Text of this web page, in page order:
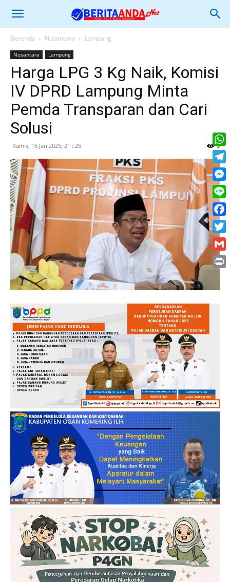
Beranda Nusantara Lampung
Nusantara Lampung
Harga LPG 3 Kg Naik, Komisi
IV DPRD Lampung Minta
Pemda Transparan dan Cari
Solusi
Kamis, 16 Jan 2025, 21 : 25 9
Line